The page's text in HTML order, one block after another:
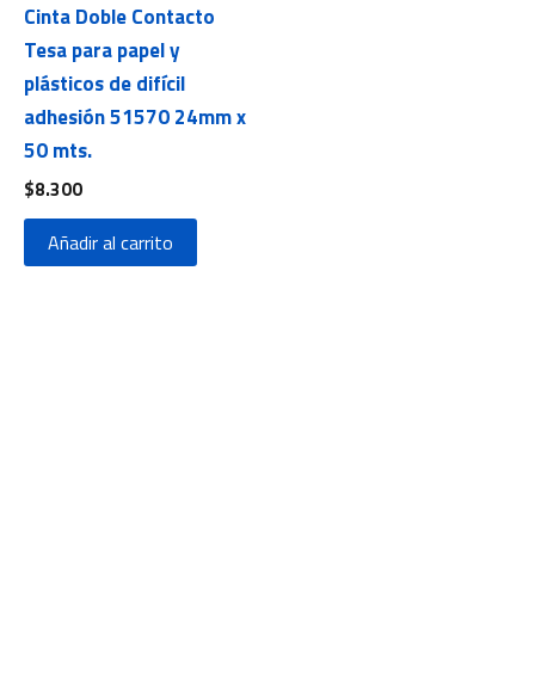
Cinta Doble Contacto
Tesa para papel y
plásticos de difícil
adhesión 51570 24mm x
50 mts.
$8.300
Añadir al carrito